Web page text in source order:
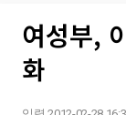
여성부,
화